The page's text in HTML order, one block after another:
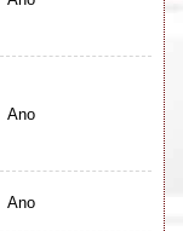
Ano
Ano